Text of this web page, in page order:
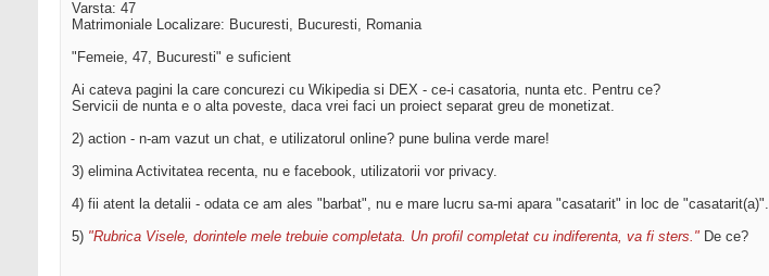
Varsta: 47
Matrimoniale Localizare: Bucuresti, Bucuresti, Romania
"Femeie, 47, Bucuresti" e suficient
Ai cateva pagini la care concurezi cu Wikipedia si DEX - ce-i casatoria, nunta etc. Pentru ce?
Servicii de nunta e o alta poveste, daca vrei faci un proiect separat greu de monetizat.
2) action - n-am vazut un chat, e utilizatorul online? pune bulina verde mare!
3) elimina Activitatea recenta, nu e facebook, utilizatorii vor privacy.
4) fii atent la detalii - odata ce am ales "barbat", nu e mare lucru sa-mi apara "casatarit" in loc de "casatarit(a)".
5) "Rubrica Visele, dorintele mele trebuie completata. Un profil completat cu indiferenta, va fi sters." De ce?